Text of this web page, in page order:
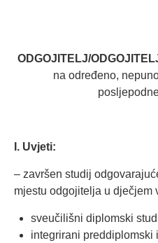
ODGOJITELJ/
na određeno,
I. Uvjeti:
– završen studij
mjestu odgojitelja u dječjem
sveučilišni diplomski
integrirani preddiplomski